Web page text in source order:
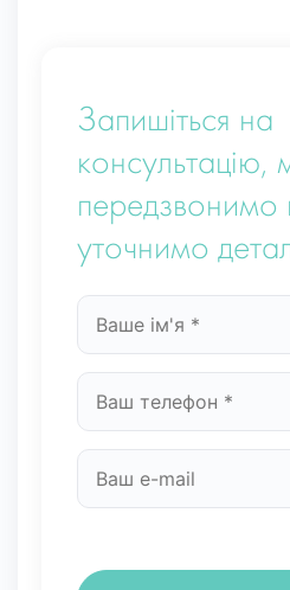
Запишіться на
консультацію,
передзвонимо
уточнимо